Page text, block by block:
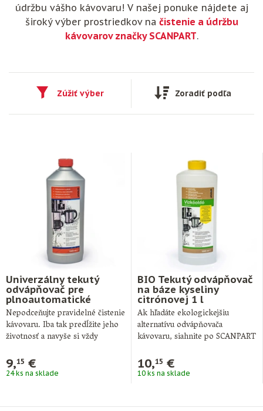
údržbu vášho kávovaru! V našej ponuke nájdete aj
široký výber prostriedkov na čistenie a údržbu
kávovarov značky SCANPART.
Zúžiť výber Zoradiť podľa
Univerzálny tekutý
odvápňovač pre
plnoautomatické
kávovary 1 l
Nepodceňujte pravidelné čistenie
kávovaru. Iba tak predĺžite jeho
životnosť a navyše si vždy
9,15 €
24 ks na sklade
BIO Tekutý odvápňovač
na báze kyseliny
citrónovej 1 l
Ak hľadáte ekologickejšiu
alternatívu odvápňovača
kávovaru, siahnite po SCANPART
kyseliny …
10,15 €
10 ks na sklade